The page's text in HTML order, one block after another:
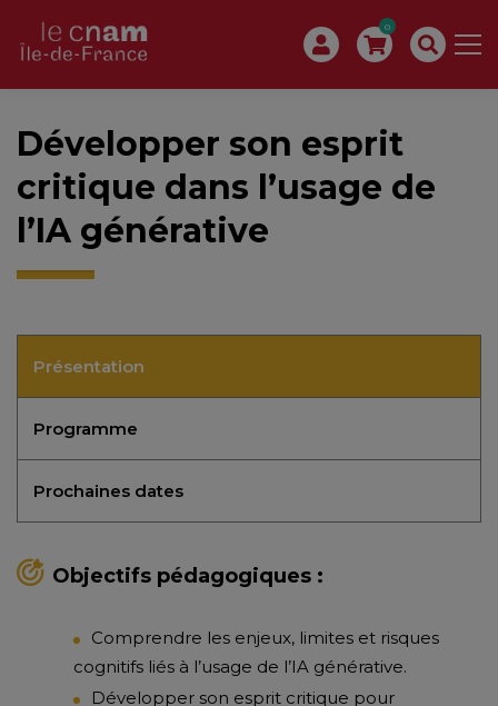
0
Développer son esprit
critique dans l’usage de
l’IA générative
Présentation
Programme
Prochaines dates
Objectifs pédagogiques :
Comprendre les enjeux, limites et risques
cognitifs liés à l’usage de l’IA générative.
Développer son esprit critique pour